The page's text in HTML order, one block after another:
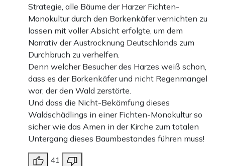
Strategie, alle Bäume der Harzer Fichten-
Monokultur durch den Borkenkäfer vernichten zu
lassen mit voller Absicht erfolgte, um dem
Narrativ der Austrocknung Deutschlands zum
Durchbruch zu verhelfen.
Denn welcher Besucher des Harzes weiß schon,
dass es der Borkenkäfer und nicht Regenmangel
war, der den Wald zerstörte.
Und dass die Nicht-Bekämfung dieses
Waldschädlings in einer Fichten-Monokultur so
sicher wie das Amen in der Kirche zum totalen
Untergang dieses Baumbestandes führen muss!
41